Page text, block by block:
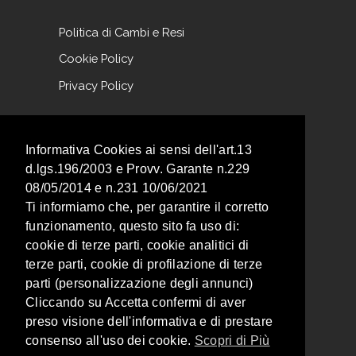
Informativa Cookies ai sensi dell'art.13
d.lgs.196/2003 e Provv. Garante n.229
08/05/2014 e n.231 10/06/2021
Ti informiamo che, per garantire il corretto
funzionamento, questo sito fa uso di:
cookie di terze parti, cookie analitici di
terze parti, cookie di profilazione di terze
parti (personalizzazione degli annunci)
Cliccando su Accetta confermi di aver
preso visione dell'informativa e di prestare
consenso all'uso dei cookie. Scopri di Più
Politica di Cambi e Resi
Cookie Policy
Privacy Policy
NEWSLETTER
Iscriviti alla nostra newsletter per non
perderti nessuna promozione!
Acconsento al Trattamento dei miei dati descritto nellaPrivacy Policy.